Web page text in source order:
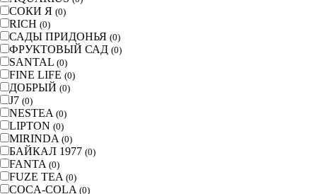
СОКИ Я (0)
RICH (0)
САДЫ ПРИДОНЬЯ (0)
ФРУКТОВЫЙ САД (0)
SANTAL (0)
FINE LIFE (0)
ДОБРЫЙ (0)
J7 (0)
NESTEA (0)
LIPTON (0)
MIRINDA (0)
БАЙКАЛ 1977 (0)
FANTA (0)
FUZE TEA (0)
COCA-COLA (0)